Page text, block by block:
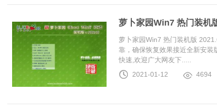
萝卜家园Win7 热门装机
萝卜家园Win7 热门装机版
靠，确保恢复效果接近全新安
快速,欢迎广大网友下.....
2021-01-12
4694